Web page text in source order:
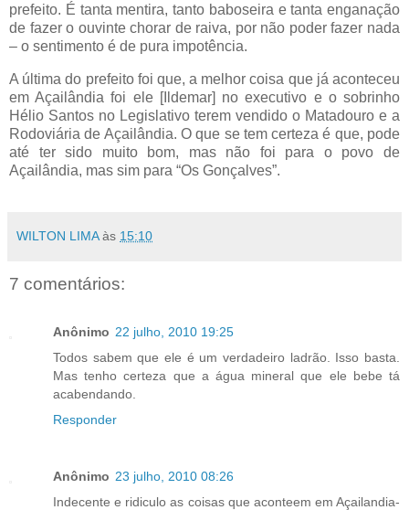
prefeito. É tanta mentira, tanto baboseira e tanta enganação
de fazer o ouvinte chorar de raiva, por não poder fazer nada
– o sentimento é de pura impotência.
A última do prefeito foi que, a melhor coisa que já aconteceu
em Açailândia foi ele [Ildemar] no executivo e o sobrinho
Hélio Santos no Legislativo terem vendido o Matadouro e a
Rodoviária de Açailândia. O que se tem certeza é que, pode
até ter sido muito bom, mas não foi para o povo de
Açailândia, mas sim para “Os Gonçalves”.
WILTON LIMA às 15:10
7 comentários:
Anônimo 22 julho, 2010 19:25
Todos sabem que ele é um verdadeiro ladrão. Isso basta.
Mas tenho certeza que a água mineral que ele bebe tá
acabendando.
Responder
Anônimo 23 julho, 2010 08:26
Indecente e ridiculo as coisas que aconteem em Açailandia-